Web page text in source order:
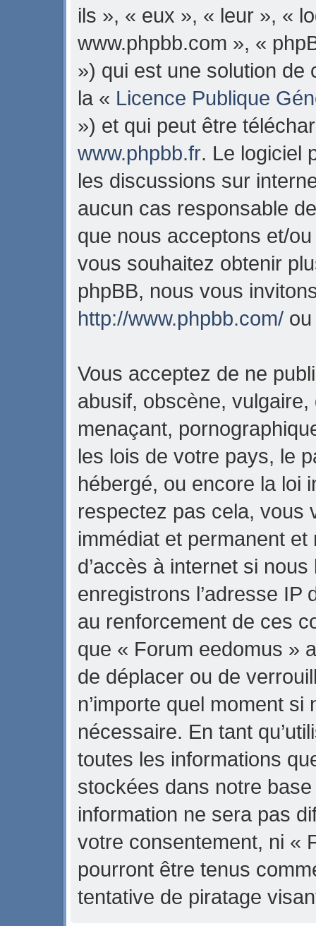
ils », « eux », « leur », «
www.phpbb.com », «
») qui est une solution de
la « Licence Publique
») et qui peut être
www.phpbb.fr. Le logiciel
les discussions sur
aucun cas responsable
que nous acceptons et/
vous souhaitez obtenir
phpBB, nous vous
http://www.phpbb.com/
Vous acceptez de ne
abusif, obscène,
menaçant,
les lois de votre pays, le
hébergé, ou encore la loi
respectez pas cela, vous
immédiat et permanent
d’accès à internet si
enregistrons l’adresse IP
au renforcement de ces
que « Forum eedomus »
de déplacer ou de
n’importe quel moment
nécessaire. En tant
toutes les informations
stockées dans notre
information ne sera pas
votre consentement, ni «
pourront être tenus
tentative de piratage